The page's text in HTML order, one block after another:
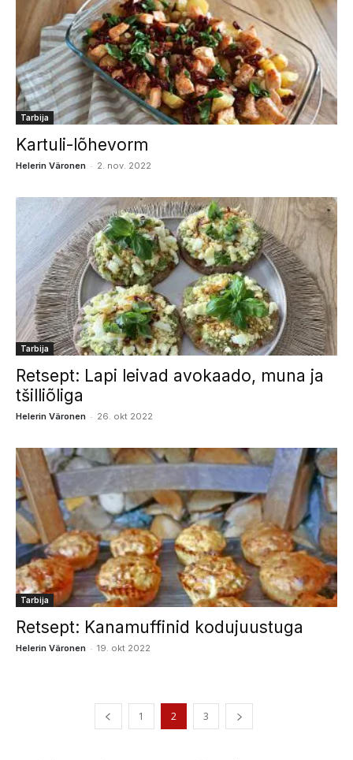
Tarbija
Kartuli-lõhevorm
Helerin Väronen - 2. nov. 2022
Tarbija
Retsept: Lapi leivad avokaado, muna ja
tšilliõliga
Helerin Väronen - 26. okt 2022
Tarbija
Retsept: Kanamuffinid kodujuustuga
Helerin Väronen - 19. okt 2022
1 2 3